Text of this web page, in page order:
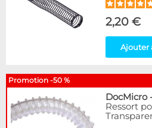
2,20 €
Ajouter
Promotion -50 %
DocMicro
Ressort